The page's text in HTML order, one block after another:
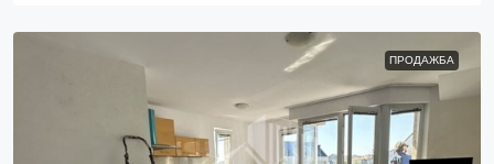
ПРОДАЖБА